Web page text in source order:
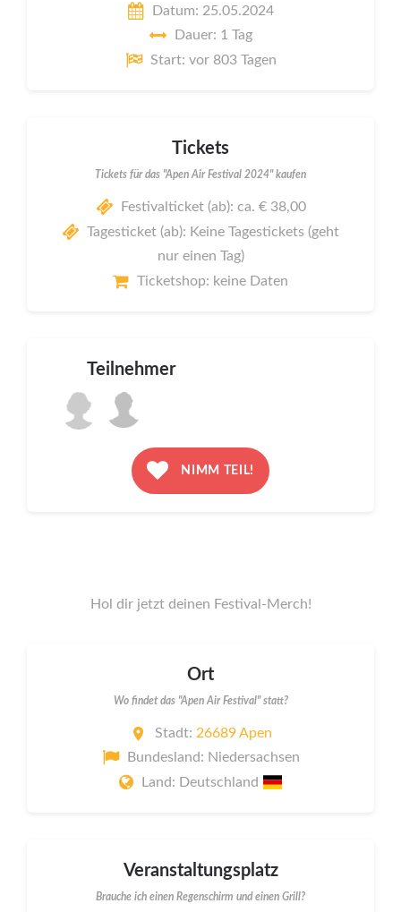
Datum: 25.05.2024
Dauer: 1 Tag
Start: vor 803 Tagen
Tickets
Tickets für das "Apen Air Festival 2024" kaufen
Festivalticket (ab): ca. € 38,00
Tagesticket (ab): Keine Tagestickets (geht
nur einen Tag)
Ticketshop: keine Daten
Teilnehmer
NIMM TEIL!
Hol dir jetzt deinen Festival-Merch!
Ort
Wo findet das "Apen Air Festival" statt?
Stadt: 26689 Apen
Bundesland: Niedersachsen
Land: Deutschland
Veranstaltungsplatz
Brauche ich einen Regenschirm und einen Grill?